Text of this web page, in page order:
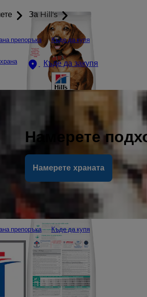
За Hill's
препоръка Къде да купя
Къде да закупя
Намерете
Намерете храната
препоръка Къде да купя